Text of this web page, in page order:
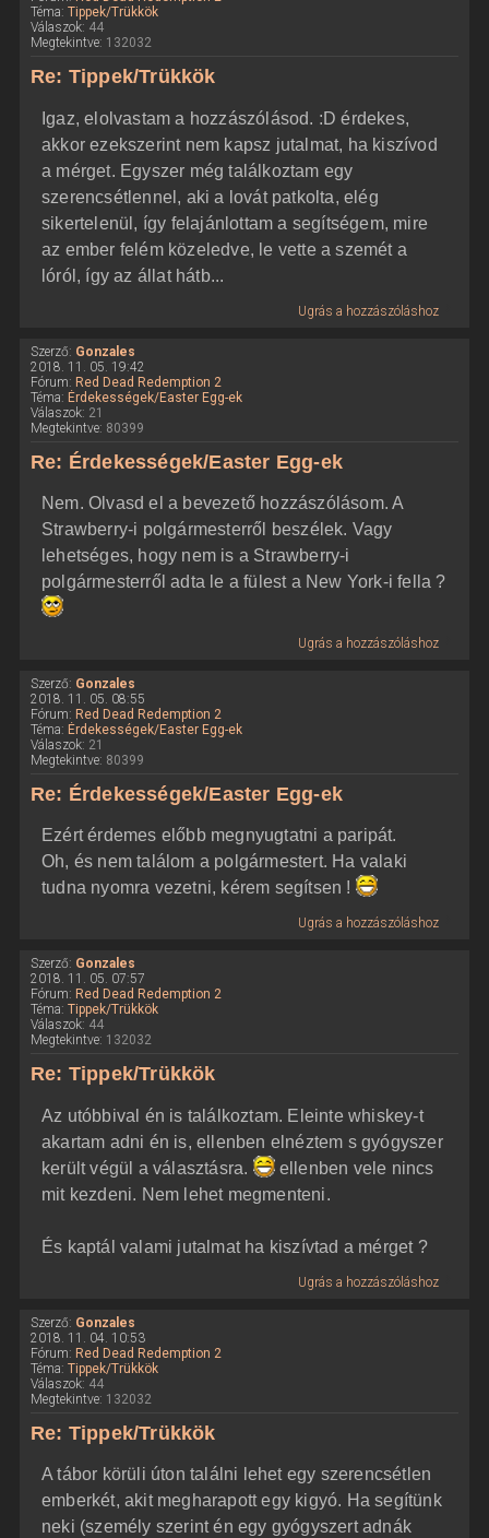
Téma: Tippek/Trükkök
Válaszok: 44
Megtekintve: 132032
Re: Tippek/Trükkök
Igaz, elolvastam a hozzászólásod. :D érdekes,
akkor ezekszerint nem kapsz jutalmat, ha kiszívod
a mérget. Egyszer még találkoztam egy
szerencsétlennel, aki a lovát patkolta, elég
sikertelenül, így felajánlottam a segítségem, mire
az ember felém közeledve, le vette a szemét a
lóról, így az állat hátb...
Ugrás a hozzászóláshoz
Szerző: Gonzales
2018. 11. 05. 19:42
Fórum: Red Dead Redemption 2
Téma: Érdekességek/Easter Egg-ek
Válaszok: 21
Megtekintve: 80399
Re: Érdekességek/Easter Egg-ek
Nem. Olvasd el a bevezető hozzászólásom. A
Strawberry-i polgármesterről beszélek. Vagy
lehetséges, hogy nem is a Strawberry-i
polgármesterről adta le a fülest a New York-i fella ?
Ugrás a hozzászóláshoz
Szerző: Gonzales
2018. 11. 05. 08:55
Fórum: Red Dead Redemption 2
Téma: Érdekességek/Easter Egg-ek
Válaszok: 21
Megtekintve: 80399
Re: Érdekességek/Easter Egg-ek
Ezért érdemes előbb megnyugtatni a paripát.
Oh, és nem találom a polgármestert. Ha valaki
tudna nyomra vezetni, kérem segítsen !
Ugrás a hozzászóláshoz
Szerző: Gonzales
2018. 11. 05. 07:57
Fórum: Red Dead Redemption 2
Téma: Tippek/Trükkök
Válaszok: 44
Megtekintve: 132032
Re: Tippek/Trükkök
Az utóbbival én is találkoztam. Eleinte whiskey-t
akartam adni én is, ellenben elnéztem s gyógyszer
került végül a választásra.
ellenben vele nincs
mit kezdeni. Nem lehet megmenteni.
És kaptál valami jutalmat ha kiszívtad a mérget ?
Ugrás a hozzászóláshoz
Szerző: Gonzales
2018. 11. 04. 10:53
Fórum: Red Dead Redemption 2
Téma: Tippek/Trükkök
Válaszok: 44
Megtekintve: 132032
Re: Tippek/Trükkök
A tábor körüli úton találni lehet egy szerencsétlen
emberkét, akit megharapott egy kigyó. Ha segítünk
neki (személy szerint én egy gyógyszert adnák